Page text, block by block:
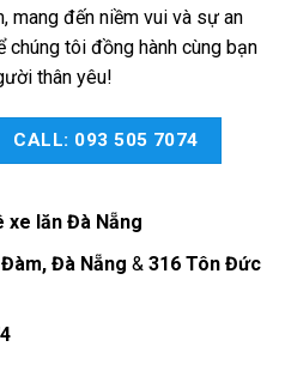
mang đến niềm vui và sự an
chúng tôi đồng hành cùng bạn
thân yêu!
CALL: 093 505 7074
xe lăn Đà Nẵng
Đà Nẵng & 316 Tôn Đức